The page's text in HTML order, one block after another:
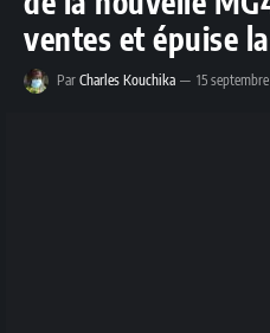
ventes et épuise
Par Charles Kouchika 15